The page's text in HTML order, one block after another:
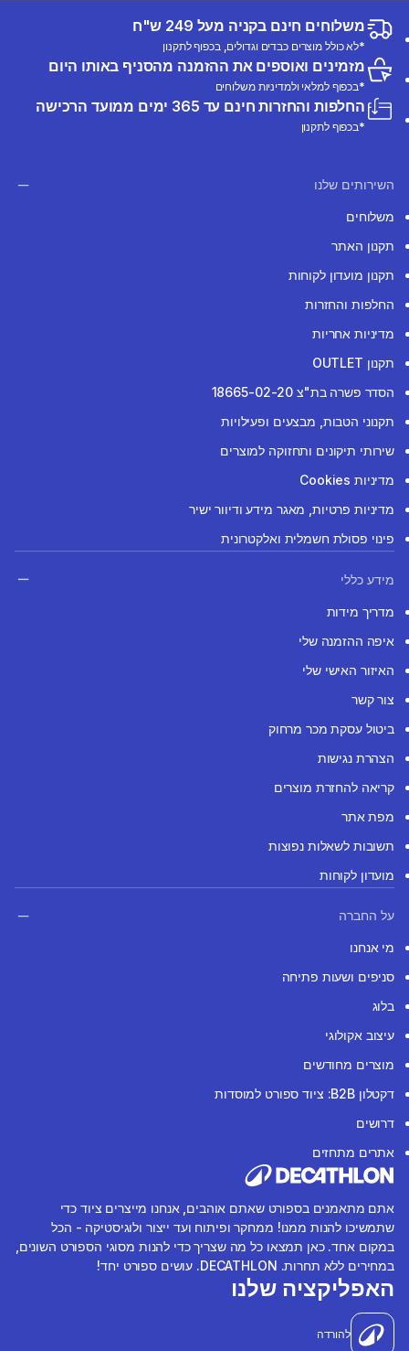
משלוחים חינם בקניה מעל 249 ש"ח
*לא כולל מוצרים כבדים וגדולים, בכפוף לתקנון
מזמינים ואוספים את ההזמנה מהסניף באותו היום
*בכפוף למלאי ולמדיניות משלוחים
החלפות והחזרות חינם עד 365 ימים ממועד הרכישה
*בכפוף לתקנון
השירותים שלנו
משלוחים
תקנון האתר
תקנון מועדון לקוחות
החלפות והחזרות
מדיניות אחריות
תקנון OUTLET
הסדר פשרה בת"צ 18665-02-20
תקנוני הטבות, מבצעים ופעילויות
שירותי תיקונים ותחזוקה למוצרים
מדיניות Cookies
מדיניות פרטיות, מאגר מידע ודיוור ישיר
פינוי פסולת חשמלית ואלקטרונית
מידע כללי
מדריך מידות
איפה ההזמנה שלי
האיזור האישי שלי
צור קשר
ביטול עסקת מכר מרחוק
הצהרת נגישות
קריאה להחזרת מוצרים
מפת אתר
תשובות לשאלות נפוצות
מועדון לקוחות
על החברה
מי אנחנו
סניפים ושעות פתיחה
בלוג
עיצוב אקולוגי
מוצרים מחודשים
דקטלון B2B: ציוד ספורט למוסדות
דרושים
אתרים מתחזים
אתם מתאמנים בספורט שאתם אוהבים, אנחנו מייצרים ציוד כדי
שתמשיכו להנות ממנו! ממחקר ופיתוח ועד ייצור ולוגיסטיקה - הכל
במקום אחד. כאן תמצאו כל מה שצריך כדי להנות מסוגי הספורט השונים,
במחירים ללא תחרות. DECATHLON. עושים ספורט יחד!
האפליקציה שלנו
להורדה